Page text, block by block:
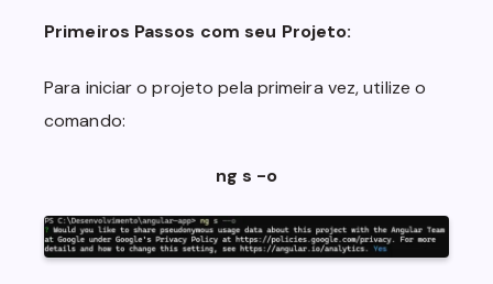
Primeiros Passos com seu Projeto:
Para iniciar o projeto pela primeira vez, utilize o
comando:
ng s -o